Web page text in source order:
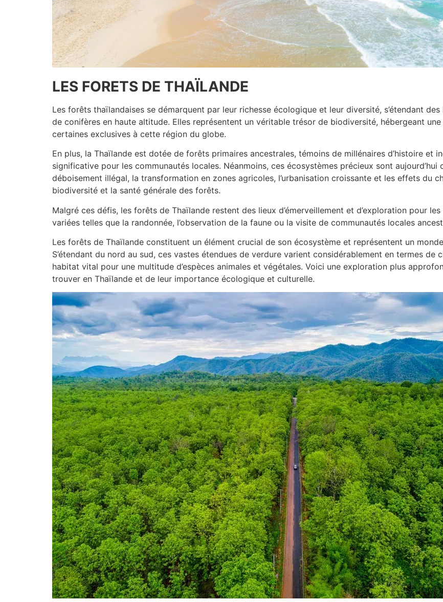
LES FORETS DE THAÏLANDE
Les forêts thaïlandaises se démarquent par leur richesse écologique et leur diversité, s’étendant
de conifères en haute altitude. Elles représentent un véritable trésor de biodiversité, hébergeant
certaines exclusives à cette région du globe.
En plus, la Thaïlande est dotée de forêts primaires ancestrales, témoins de millénaires d’histoire et
significative pour les communautés locales. Néanmoins, ces écosystèmes précieux sont
déboisement illégal, la transformation en zones agricoles, l’urbanisation croissante et les effets du
biodiversité et la santé générale des forêts.
Malgré ces défis, les forêts de Thaïlande restent des lieux d’émerveillement et d’exploration pour
variées telles que la randonnée, l’observation de la faune ou la visite de communautés locales
Les forêts de Thaïlande constituent un élément crucial de son écosystème et représentent un
S’étendant du nord au sud, ces vastes étendues de verdure varient considérablement en termes
habitat vital pour une multitude d’espèces animales et végétales. Voici une exploration plus
trouver en Thaïlande et de leur importance écologique et culturelle.